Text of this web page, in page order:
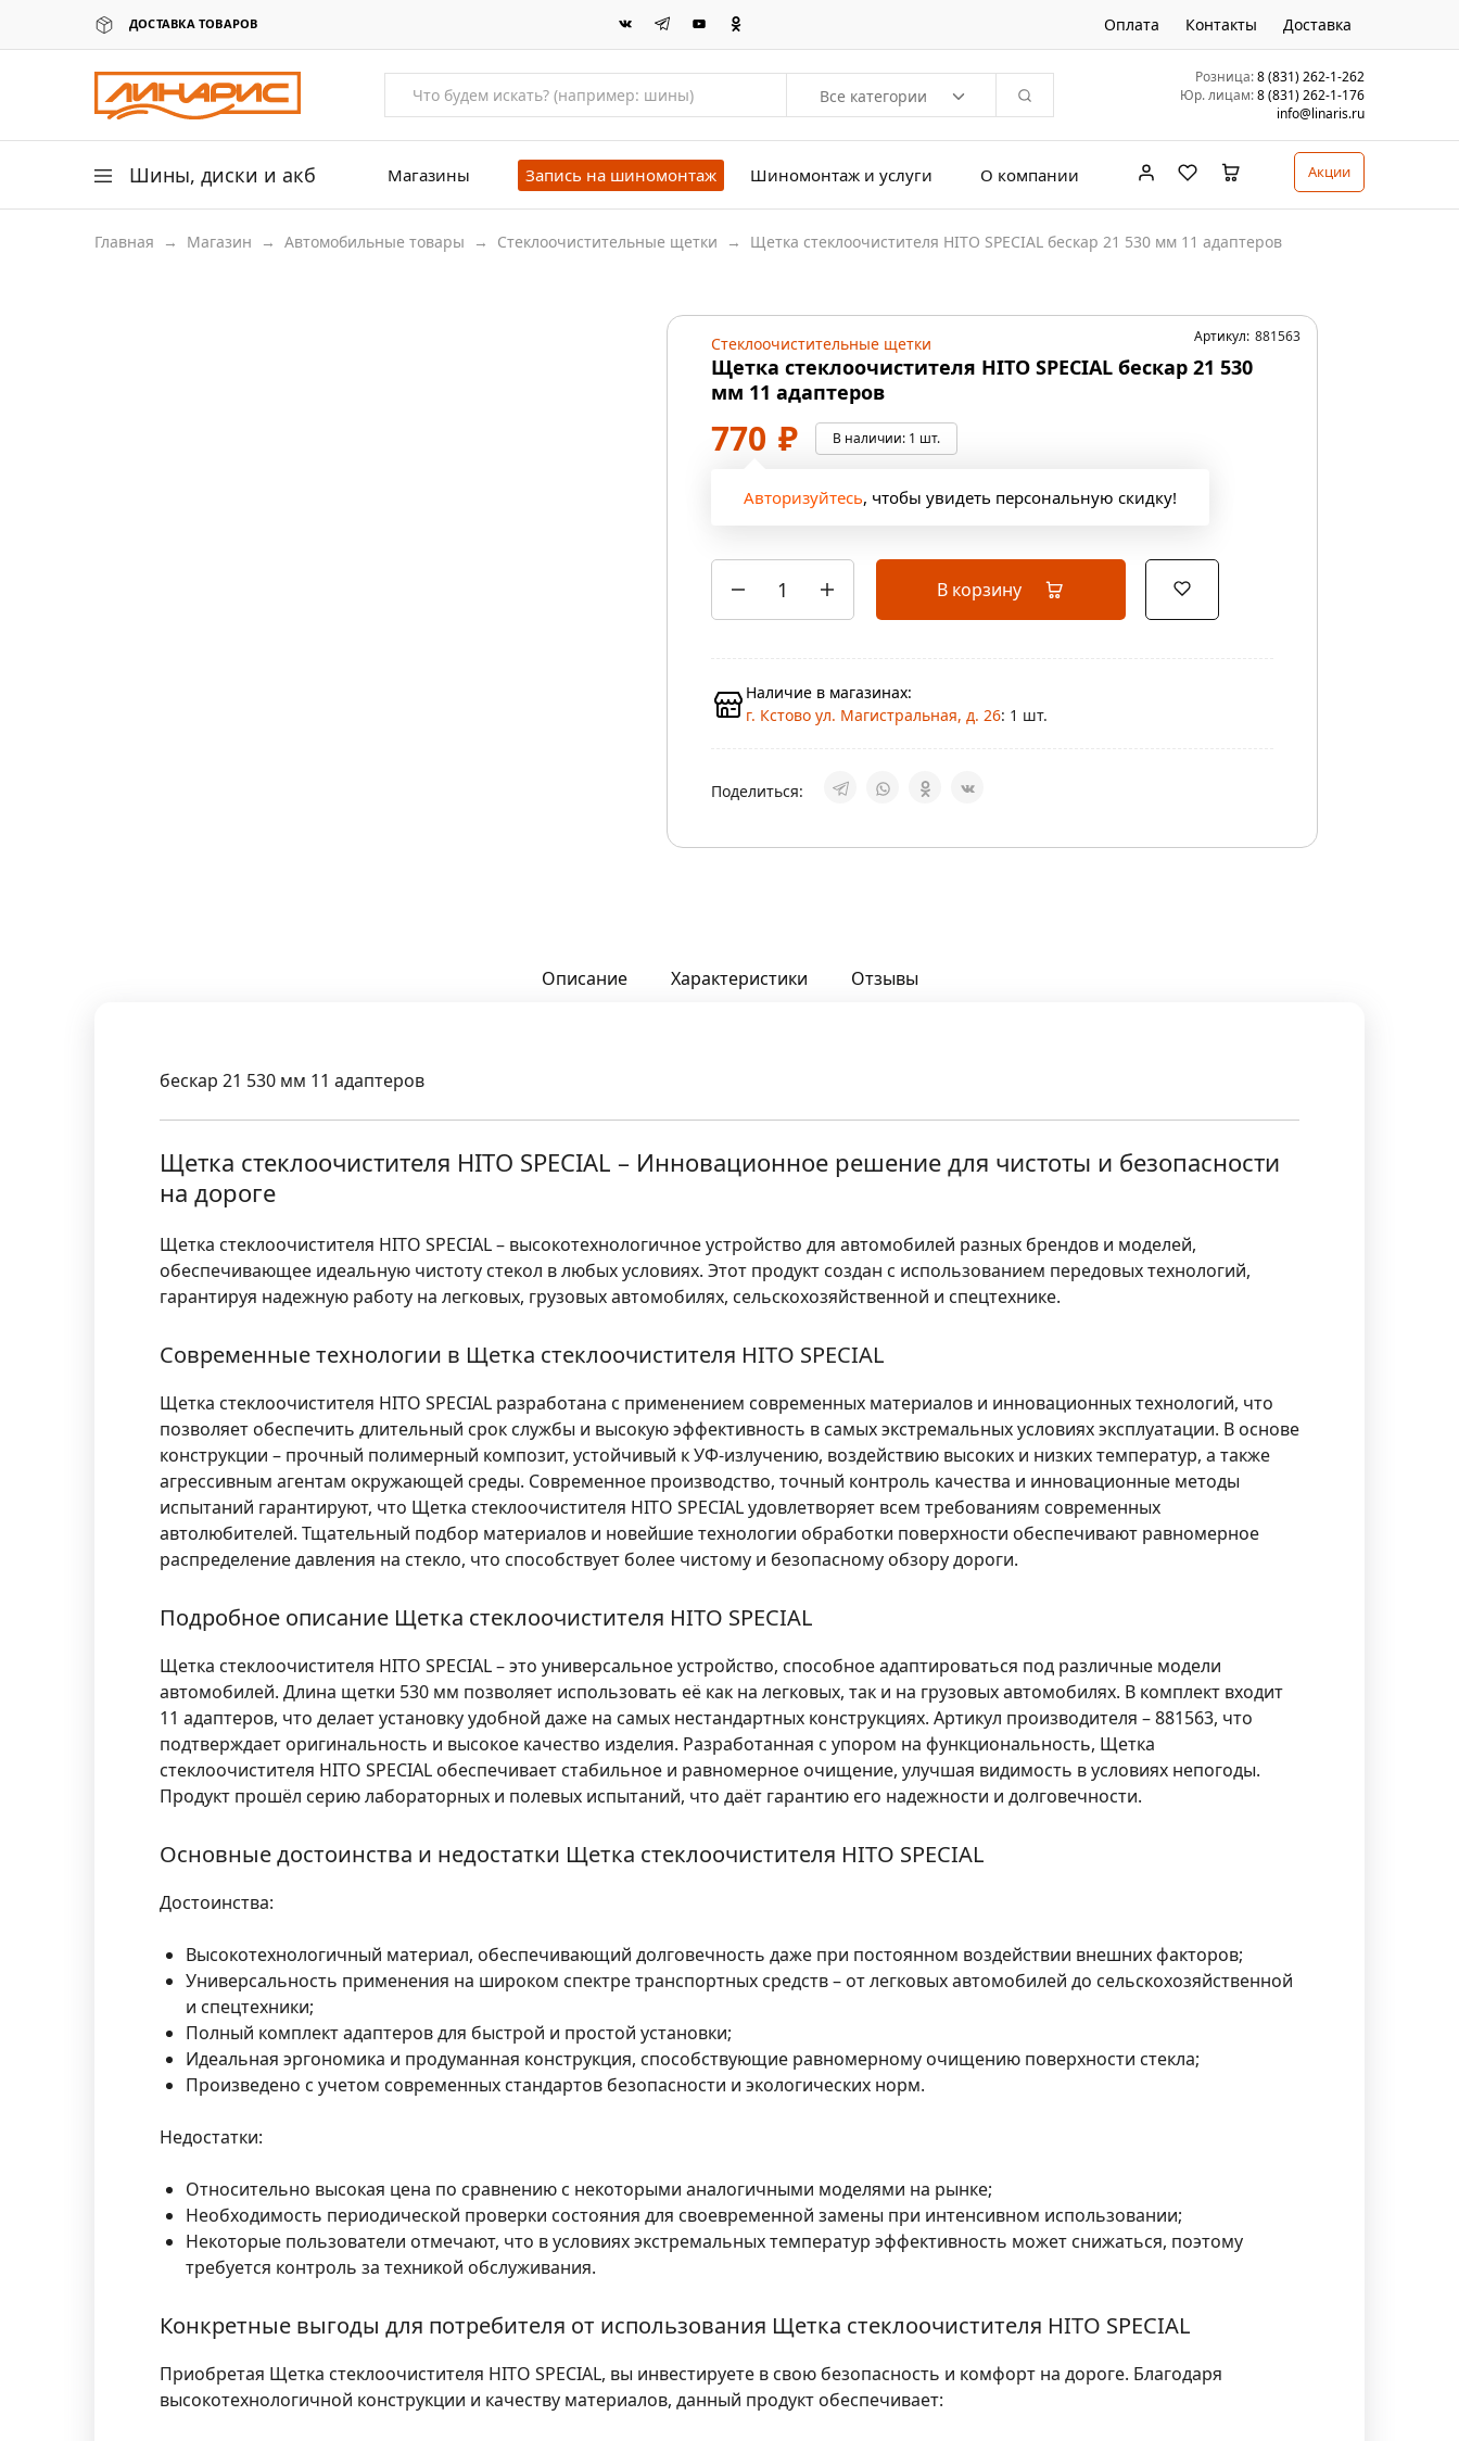
ДОСТАВКА ТОВАРОВ Оплата Контакты Доставка
Линарис
Продажа
шин,
дисков
аккумуляторов
Все категории
Розница:8 (831) 262-1-262
Юр. лицам:8 (831) 262-1-176
info@linaris.ru
Шины, диски и акб
Легковые шины
Магазины Запись на шиномонтаж Шиномонтаж и услуги О компании Акции
Главная → Магазин → Автомобильные товары → Стеклоочистительные щетки → Щетка стеклоочистителя HITO SPECIAL бескар 21 530 мм 11 адаптеров
Стеклоочистительные щетки
Щетка стеклоочистителя HITO SPECIAL бескар 21 530
мм 11 адаптеров
770 ₽ В наличии:1 шт.
Авторизуйтесь, чтобы увидеть персональную скидку!
В корзину
Артикул: 881563
Наличие в магазинах:
г. Кстово ул. Магистральная, д. 26: 1 шт.
Поделиться:
Описание Характеристики Отзывы
бескар 21 530 мм 11 адаптеров
Щетка стеклоочистителя HITO SPECIAL – Инновационное решение для чистоты и безопасности
на дороге
Щетка стеклоочистителя HITO SPECIAL – высокотехнологичное устройство для автомобилей разных брендов и моделей,
обеспечивающее идеальную чистоту стекол в любых условиях. Этот продукт создан с использованием передовых технологий,
гарантируя надежную работу на легковых, грузовых автомобилях, сельскохозяйственной и спецтехнике.
Современные технологии в Щетка стеклоочистителя HITO SPECIAL
Щетка стеклоочистителя HITO SPECIAL разработана с применением современных материалов и инновационных технологий, что
позволяет обеспечить длительный срок службы и высокую эффективность в самых экстремальных условиях эксплуатации. В основе
конструкции – прочный полимерный композит, устойчивый к УФ-излучению, воздействию высоких и низких температур, а также
агрессивным агентам окружающей среды. Современное производство, точный контроль качества и инновационные методы
испытаний гарантируют, что Щетка стеклоочистителя HITO SPECIAL удовлетворяет всем требованиям современных
автолюбителей. Тщательный подбор материалов и новейшие технологии обработки поверхности обеспечивают равномерное
распределение давления на стекло, что способствует более чистому и безопасному обзору дороги.
Подробное описание Щетка стеклоочистителя HITO SPECIAL
Щетка стеклоочистителя HITO SPECIAL – это универсальное устройство, способное адаптироваться под различные модели
автомобилей. Длина щетки 530 мм позволяет использовать её как на легковых, так и на грузовых автомобилях. В комплект входит
11 адаптеров, что делает установку удобной даже на самых нестандартных конструкциях. Артикул производителя – 881563, что
подтверждает оригинальность и высокое качество изделия. Разработанная с упором на функциональность, Щетка
стеклоочистителя HITO SPECIAL обеспечивает стабильное и равномерное очищение, улучшая видимость в условиях непогоды.
Продукт прошёл серию лабораторных и полевых испытаний, что даёт гарантию его надежности и долговечности.
Основные достоинства и недостатки Щетка стеклоочистителя HITO SPECIAL
Достоинства:
Высокотехнологичный материал, обеспечивающий долговечность даже при постоянном воздействии внешних факторов;
Универсальность применения на широком спектре транспортных средств – от легковых автомобилей до сельскохозяйственной
и спецтехники;
Полный комплект адаптеров для быстрой и простой установки;
Идеальная эргономика и продуманная конструкция, способствующие равномерному очищению поверхности стекла;
Произведено с учетом современных стандартов безопасности и экологических норм.
Недостатки:
Относительно высокая цена по сравнению с некоторыми аналогичными моделями на рынке;
Необходимость периодической проверки состояния для своевременной замены при интенсивном использовании;
Некоторые пользователи отмечают, что в условиях экстремальных температур эффективность может снижаться, поэтому
требуется контроль за техникой обслуживания.
Конкретные выгоды для потребителя от использования Щетка стеклоочистителя HITO SPECIAL
Приобретая Щетка стеклоочистителя HITO SPECIAL, вы инвестируете в свою безопасность и комфорт на дороге. Благодаря
высокотехнологичной конструкции и качеству материалов, данный продукт обеспечивает: